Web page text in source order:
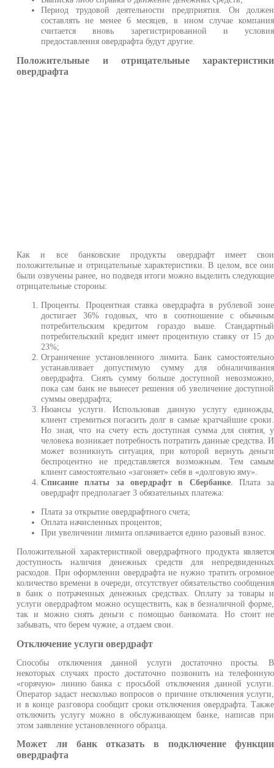
Период трудовой деятельности предприятия. Он должен
составлять не менее 6 месяцев, в ином случае компания
считается вновь зарегистрированной и условия
предоставления овердрафта будут другие.
Положительные и отрицательные характеристики
овердрафта
Как и все банковские продукты овердрафт имеет свои
положительные и отрицательные характеристики. В целом, все они
были озвучены ранее, но подведя итоги можно выделить следующие
отрицательные стороны:
Проценты. Процентная ставка овердрафта в рублевой зоне
достигает 36% годовых, что в соотношение с обычным
потребительским кредитом гораздо выше. Стандартный
потребительский кредит имеет процентную ставку от 15 до
23%;
Ограничение установленного лимита. Банк самостоятельно
устанавливает допустимую сумму для обналичивания
овердрафта. Снять сумму больше доступной невозможно,
пока сам банк не вынесет решения об увеличение доступной
суммы овердрафта;
Нюансы услуги. Использовав данную услугу единожды,
клиент стремиться погасить долг в самые кратчайшие сроки.
Но зная, что на счету есть доступная сумма для снятия, у
человека возникает потребность потратить данные средства. И
может возникнуть ситуация, при которой вернуть деньги
беспроцентно не представляется возможным. Тем самым
клиент самостоятельно «загоняет» себя в «долговую яму».
Списание платы за овердрафт в Сбербанке. Плата за
овердрафт предполагает 3 обязательных платежа:
Плата за открытие овердрафтного счета;
Оплата начисленных процентов;
При увеличении лимита оплачивается едино разовый взнос.
Положительной характеристикой овердрафтного продукта является
доступность наличия денежных средств для непредвиденных
расходов. При оформлении овердрафта не нужно тратить огромное
количество времени в очереди, отсутствует обязательство сообщения
в банк о потраченных денежных средствах. Оплату за товары и
услуги овердрафтом можно осуществить, как в безналичной форме,
так и можно снять деньги с помощью банкомата. Но стоит не
забывать, что берем чужие, а отдаем свои.
Отключение услуги овердрафт
Способы отключения данной услуги достаточно просты. В
некоторых случаях просто достаточно позвонить на телефонную
«горячую» линию банка с просьбой отключения данной услуги.
Оператор задаст несколько вопросов о причине отключения услуги,
и в конце разговора сообщит сроки отключения овердрафта. Также
отключить услугу можно в обслуживающем банке, написав при
этом заявление установленного образца.
Может ли банк отказать в подключение функции
овердрафта